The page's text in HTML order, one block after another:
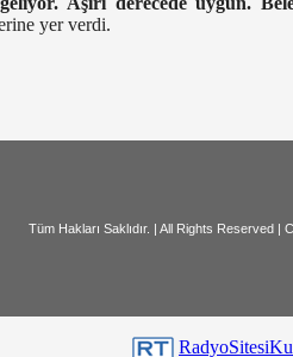
yer verdi.
| All Rights